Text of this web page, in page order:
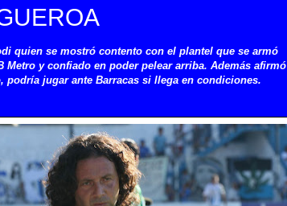
quien se mostró contento con el plantel que se armó
Metro y confiado en poder pelear arriba. Además afirmó
jugar ante Barracas si llega en condiciones.